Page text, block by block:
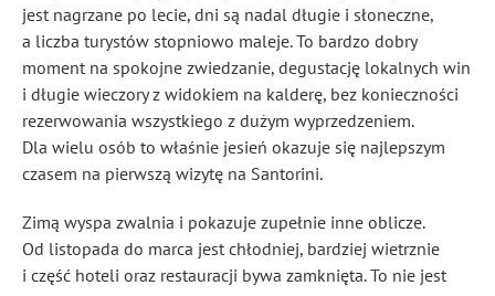
jest nagrzane po lecie, dni są nadal długie i słoneczne,
a liczba turystów stopniowo maleje. To bardzo dobry
moment na spokojne zwiedzanie, degustację lokalnych win
i długie wieczory z widokiem na kalderę, bez konieczności
rezerwowania wszystkiego z dużym wyprzedzeniem.
Dla wielu osób to właśnie jesień okazuje się najlepszym
czasem na pierwszą wizytę na Santorini.
Zimą wyspa zwalnia i pokazuje zupełnie inne oblicze.
Od listopada do marca jest chłodniej, bardziej wietrznie
i część hoteli oraz restauracji bywa zamknięta. To nie jest